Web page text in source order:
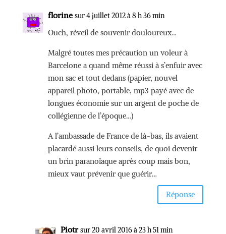
florine sur 4 juillet 2012 à 8 h 36 min
Ouch, réveil de souvenir douloureux…
Malgré toutes mes précaution un voleur à
Barcelone a quand même réussi à s’enfuir avec
mon sac et tout dedans (papier, nouvel
appareil photo, portable, mp3 payé avec de
longues économie sur un argent de poche de
collégienne de l’époque…)
A l’ambassade de France de là-bas, ils avaient
placardé aussi leurs conseils, de quoi devenir
un brin paranoïaque après coup mais bon,
mieux vaut prévenir que guérir…
Réponse
Piotr sur 20 avril 2016 à 23 h 51 min